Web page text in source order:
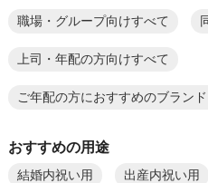
職場・グループ向けすべて
上司・年配の方向けすべて
ご年配の方におすすめのブランド
おすすめの用途
結婚内祝い用 出産内祝い用